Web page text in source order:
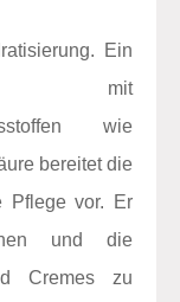
Ein
mit
wie
bereitet die
Pflege vor. Er
und die
Cremes zu